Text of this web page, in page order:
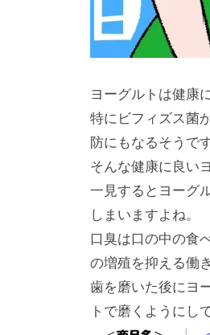
ヨーグルトは健康
特にビフィズス菌
防にもなるそうです
そんな健康に良い
一見するとヨーグ
しまいますよね。
口臭は口の中の食
の増殖を抑える働
歯を磨いた後にヨ
トで磨くようにし